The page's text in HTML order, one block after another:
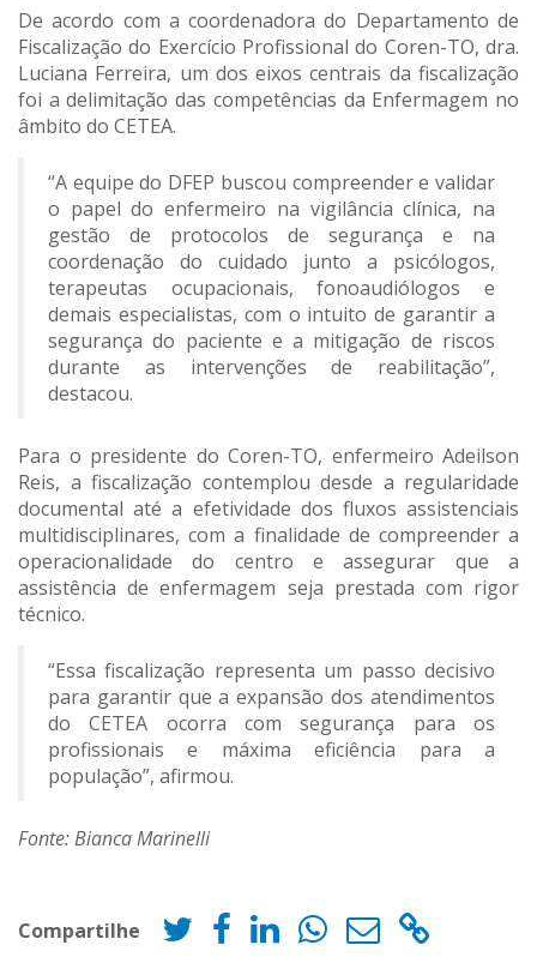
De acordo com a coordenadora do Departamento de
Fiscalização do Exercício Profissional do Coren-TO, dra.
Luciana Ferreira, um dos eixos centrais da fiscalização
foi a delimitação das competências da Enfermagem no
âmbito do CETEA.
“A equipe do DFEP buscou compreender e validar
o papel do enfermeiro na vigilância clínica, na
gestão de protocolos de segurança e na
coordenação do cuidado junto a psicólogos,
terapeutas ocupacionais, fonoaudiólogos e
demais especialistas, com o intuito de garantir a
segurança do paciente e a mitigação de riscos
durante as intervenções de reabilitação”,
destacou.
Para o presidente do Coren-TO, enfermeiro Adeilson
Reis, a fiscalização contemplou desde a regularidade
documental até a efetividade dos fluxos assistenciais
multidisciplinares, com a finalidade de compreender a
operacionalidade do centro e assegurar que a
assistência de enfermagem seja prestada com rigor
técnico.
“Essa fiscalização representa um passo decisivo
para garantir que a expansão dos atendimentos
do CETEA ocorra com segurança para os
profissionais e máxima eficiência para a
população”, afirmou.
Fonte: Bianca Marinelli
Compartilhe